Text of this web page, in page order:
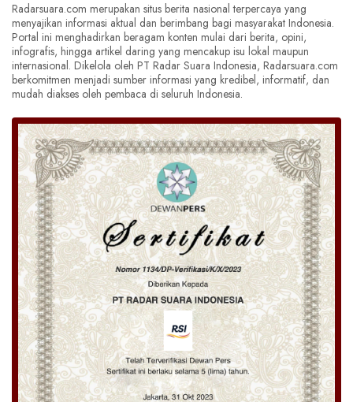
Radarsuara.com merupakan situs berita nasional terpercaya yang
menyajikan informasi aktual dan berimbang bagi masyarakat Indonesia.
Portal ini menghadirkan beragam konten mulai dari berita, opini,
infografis, hingga artikel daring yang mencakup isu lokal maupun
internasional. Dikelola oleh PT Radar Suara Indonesia, Radarsuara.com
berkomitmen menjadi sumber informasi yang kredibel, informatif, dan
mudah diakses oleh pembaca di seluruh Indonesia.